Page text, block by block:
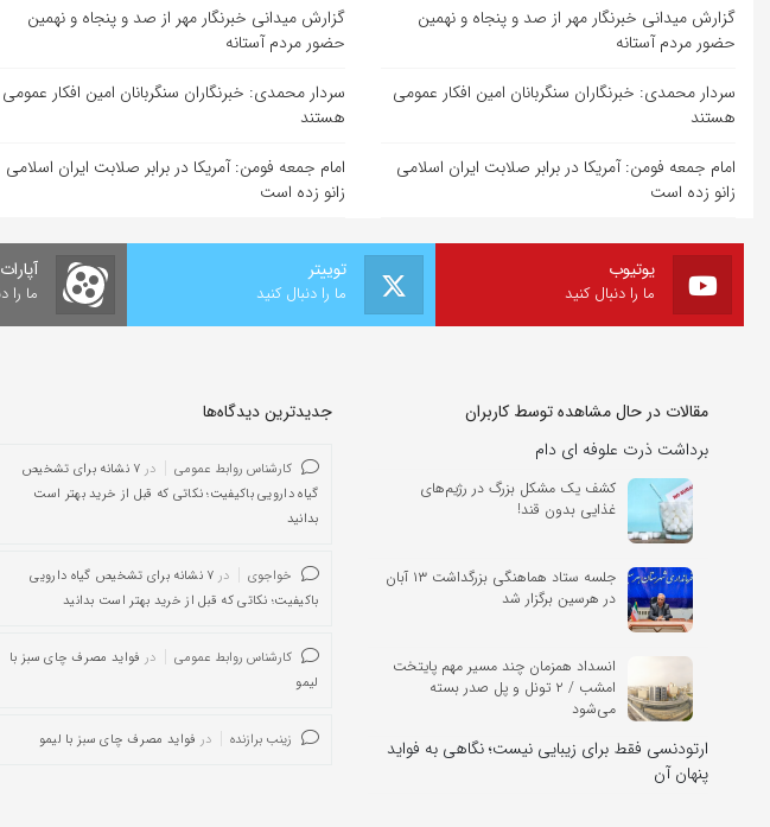
گزارش میدانی خبرنگار مهر از صد و پنجاه و نهمین
حضور مردم آستانه
سردار محمدی: خبرنگاران سنگربانان امین افکار عمومی
هستند
امام جمعه فومن: آمریکا در برابر صلابت ایران اسلامی
زانو زده است
گزارش میدانی خبرنگار مهر از صد و پنجاه و نهمین
حضور مردم آستانه
سردار محمدی: خبرنگاران سنگربانان امین افکار عمومی
هستند
امام جمعه فومن: آمریکا در برابر صلابت ایران اسلامی
زانو زده است
آپارات
ما را
توییتر
ما را دنبال کنید
یوتیوب
ما را دنبال کنید
مقالات در حال مشاهده توسط کاربران
برداشت ذرت علوفه ای دام
کشف یک مشکل بزرگ در رژیم‌های
غذایی بدون قند!
جلسه ستاد هماهنگی بزرگداشت ۱۳ آبان
در هرسین برگزار شد
انسداد همزمان چند مسیر مهم پایتخت
امشب / ۲ تونل و پل صدر بسته
می‌شود
ارتودنسی فقط برای زیبایی نیست؛ نگاهی به فواید
پنهان آن
جدیدترین دیدگاه‌‌ها
کارشناس روابط عمومی در
۷ نشانه برای تشخیص
گیاه دارویی باکیفیت؛ نکاتی که قبل از خرید بهتر است
بدانید
خواجوی در
۷ نشانه برای تشخیص گیاه دارویی
باکیفیت؛ نکاتی که قبل از خرید بهتر است بدانید
کارشناس روابط عمومی در فواید مصرف چای سبز با
لیمو
زینب برازنده در فواید مصرف چای سبز با لیمو